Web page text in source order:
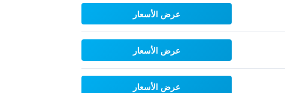
عرض الأسعار
عرض الأسعار
عرض الأسعار